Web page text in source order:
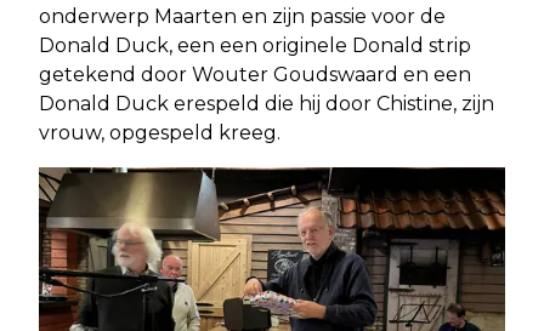
onderwerp Maarten en zijn passie voor de
Donald Duck, een een originele Donald strip
getekend door Wouter Goudswaard en een
Donald Duck erespeld die hij door Chistine, zijn
vrouw, opgespeld kreeg.